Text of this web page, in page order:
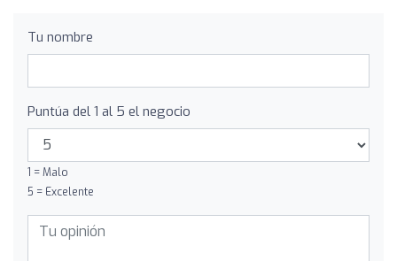
Tu nombre
Puntúa del 1 al 5 el negocio
1 = Malo
5 = Excelente